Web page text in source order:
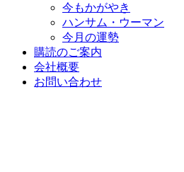
今もかがやき
ハンサム・ウーマン
今月の運勢
購読のご案内
会社概要
お問い合わせ